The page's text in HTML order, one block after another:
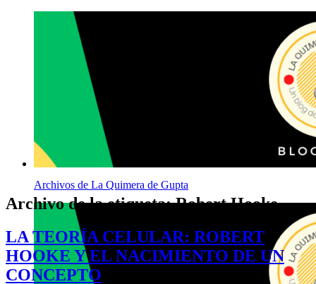
Archivos de La Quimera de Gupta
Archivo de la etiqueta:Robert Hooke
LA TEORÍA CELULAR: ROBERT
HOOKE Y EL NACIMIENTO DE UN
CONCEPTO